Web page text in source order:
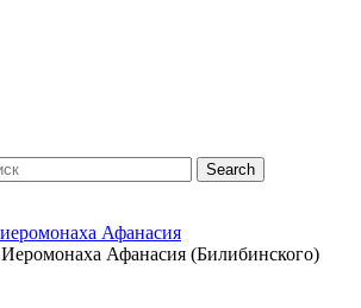
Search
Афанасия
Афанасия (Билибинского)